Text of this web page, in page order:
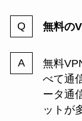
無料の
無料
べて通
ータ通
ットが